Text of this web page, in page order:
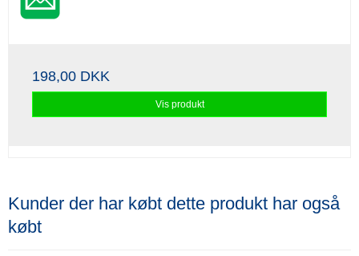
198,00 DKK
Vis produkt
Kunder der har købt dette produkt har også
købt